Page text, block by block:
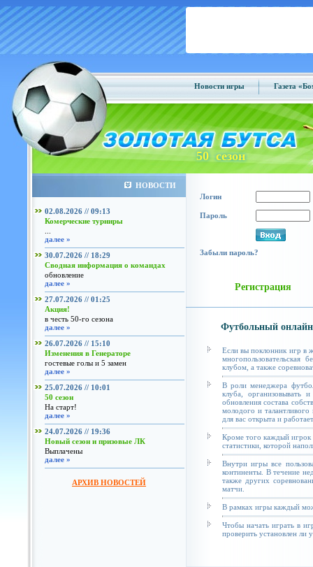
Новости игры Газета
50 сезон
НОВОСТИ
02.08.2026 // 09:13
Комерческие турниры
далее »
30.07.2026 // 18:29
Сводная информация о командах
обновление
далее »
27.07.2026 // 01:25
Акция!
в честь 50-го сезона
далее »
26.07.2026 // 15:10
Изменения в Генераторе
гостевые голы и 5 замен
далее »
25.07.2026 // 10:01
50 сезон
На старт!
далее »
24.07.2026 // 19:36
Новый сезон и призовые ЛК
Выплачены
далее »
АРХИВ НОВОСТЕЙ
Логин
Пароль
Забыли пароль?
Регистрация
Футбольный
Если вы поклонник игр в
клубом, а также
В роли менеджера
клуба, организовывать
обновления состава
молодого и талантливого
для вас открыта и
Кроме того каждый игрок
статистики, которой
Внутри игры все
континенты. В течение
также других
матчи.
В рамках игры каждый
Чтобы начать играть в
проверить установлен ли